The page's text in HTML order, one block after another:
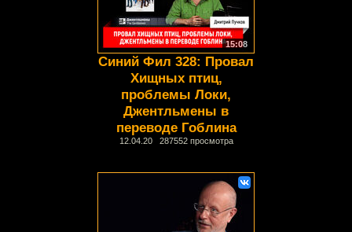
15:08
Синий Фил 328: Провал
Хищных птиц,
проблемы Локи,
Джентльмены в
переводе Гоблина
12.04.20 287552 просмотра